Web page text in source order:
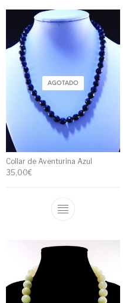
AGOTADO
Collar de Aventurina Azul
35,00€